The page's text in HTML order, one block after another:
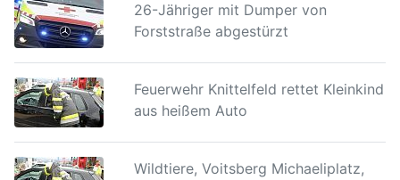
26-Jähriger mit Dumper von
Forststraße abgestürzt
Feuerwehr Knittelfeld rettet Kleinkind
aus heißem Auto
Wildtiere, Voitsberg Michaeliplatz,